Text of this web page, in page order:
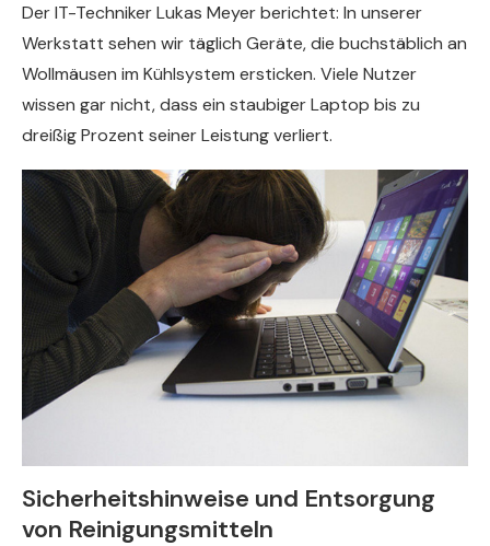
Der IT-Techniker Lukas Meyer berichtet: In unserer
Werkstatt sehen wir täglich Geräte, die buchstäblich an
Wollmäusen im Kühlsystem ersticken. Viele Nutzer
wissen gar nicht, dass ein staubiger Laptop bis zu
dreißig Prozent seiner Leistung verliert.
Sicherheitshinweise und Entsorgung
von Reinigungsmitteln